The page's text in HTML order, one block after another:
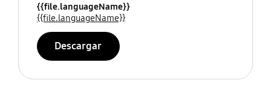
{{file.languageName}}
{{file.languageName}}
Descargar